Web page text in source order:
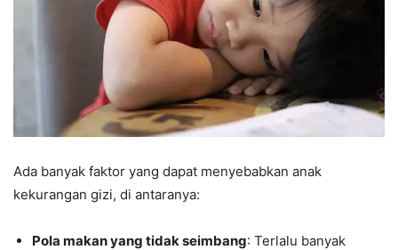
Ada banyak faktor yang dapat menyebabkan anak
kekurangan gizi, di antaranya:
Pola makan yang tidak seimbang: Terlalu banyak